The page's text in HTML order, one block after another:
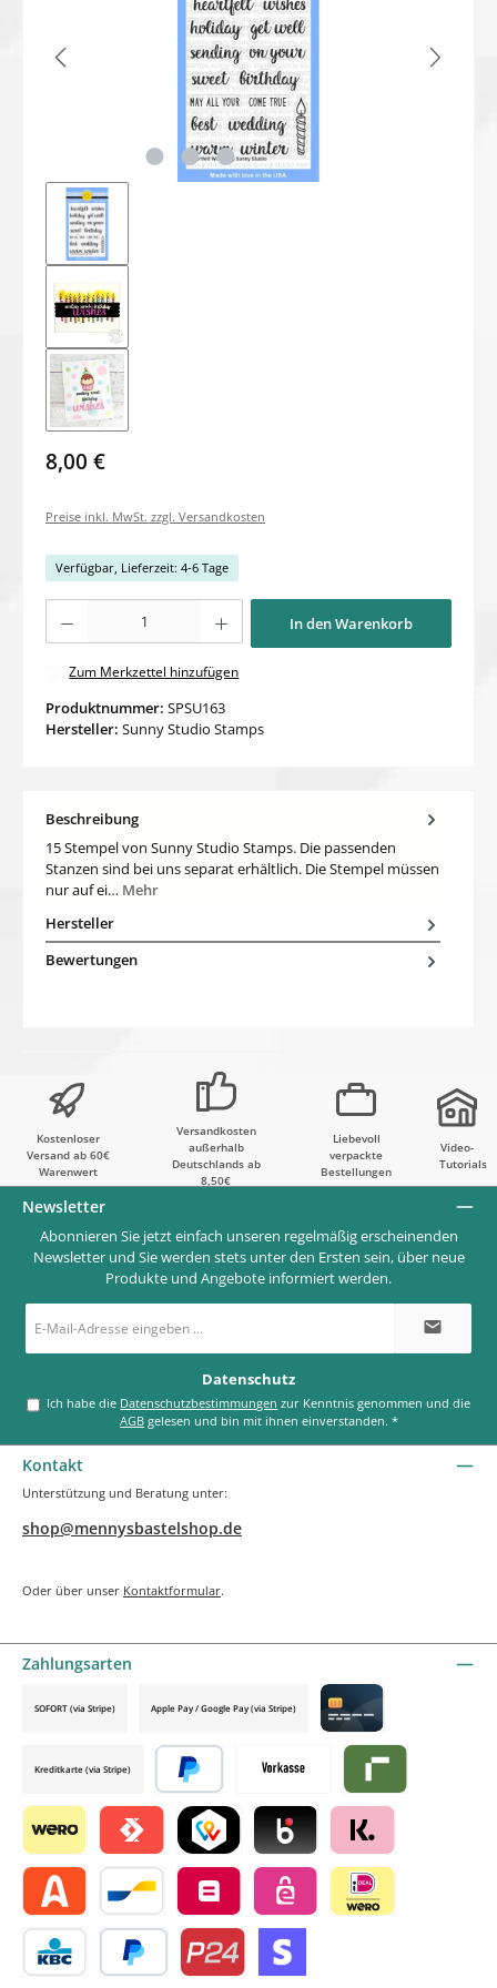
8,00 €
Preise inkl. MwSt. zzgl. Versandkosten
Verfügbar, Lieferzeit: 4-6 Tage
In den Warenkorb
Zum Merkzettel hinzufügen
Produktnummer: SPSU163
Hersteller: Sunny Studio Stamps
Beschreibung
15 Stempel von Sunny Studio Stamps. Die passenden
Stanzen sind bei uns separat erhältlich. Die Stempel müssen
nur auf ei… Mehr
Hersteller
Bewertungen
Kostenloser
Versand ab 60€
Warenwert
Versandkosten
außerhalb
Deutschlands ab
8,50€
Liebevoll
verpackte
Bestellungen
Video-
Tutorials
Newsletter
Abonnieren Sie jetzt einfach unseren regelmäßig erscheinenden
Newsletter und Sie werden stets unter den Ersten sein, über neue
Produkte und Angebote informiert werden.
E-
Mail-
*
Datenschutz
Ich habe die Datenschutzbestimmungen
AGB gelesen und bin mit ihnen einverstanden.*
Kontakt
Unterstützung und Beratung unter:
shop@mennysbastelshop.de
Oder über unser Kontaktformular.
Zahlungsarten
Vorkasse Riverty by mollie
Wero Satispay by mollieTWINT by mollieBlik by mollieKlarna by mollie
Alma by mollieBancontact by mollie
Belfius by mollieeps by mollie
SOFORT (via Stripe) Apple Pay / Google Pay (via Stripe)
Credit card by mollie
Kreditkarte (via Stripe)
Später bezahlen